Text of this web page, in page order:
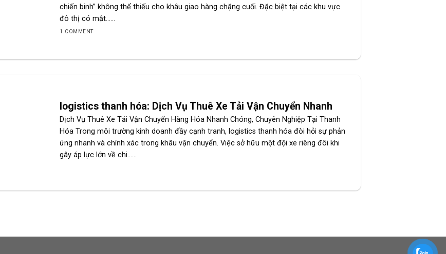
chiến binh” không thể thiếu cho khâu giao hàng chặng cuối. Đặc biệt tại các khu vực
đô thị có mật......
1 COMMENT
logistics thanh hóa: Dịch Vụ Thuê Xe Tải Vận Chuyển Nhanh
Dịch Vụ Thuê Xe Tải Vận Chuyển Hàng Hóa Nhanh Chóng, Chuyên Nghiệp Tại Thanh
Hóa Trong môi trường kinh doanh đầy cạnh tranh, logistics thanh hóa đòi hỏi sự phản
ứng nhanh và chính xác trong khâu vận chuyển. Việc sở hữu một đội xe riêng đôi khi
gây áp lực lớn về chi......